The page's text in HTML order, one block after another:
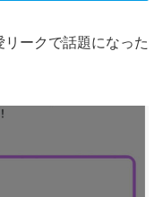
ークで話題になった